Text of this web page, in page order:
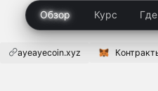
Обзор Курс
ayeayecoin.xyz